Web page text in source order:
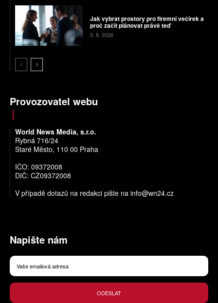
Jak vybrat prostory pro firemní večírek a
proč začít plánovat právě teď
5. 8. 2026
Provozovatel webu
World News Media, s.r.o.
Rybná 716/24
Staré Město, 110 00 Praha
IČO: 09372008
DIČ: CZ09372008
V případě dotazů na redakci pište na info@wn24.cz
Napište nám
ODESLAT